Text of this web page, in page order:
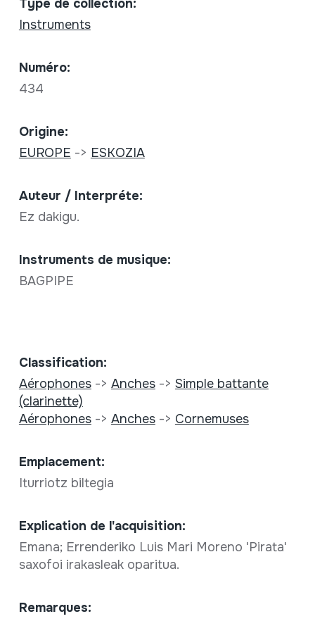
Type de collection:
Instruments
Numéro:
434
Origine:
EUROPE -> ESKOZIA
Auteur / Interpréte:
Ez dakigu.
Instruments de musique:
BAGPIPE
Classification:
Aérophones-> Anches-> Simple battante
(clarinette)
Aérophones-> Anches-> Cornemuses
Emplacement:
Iturriotz biltegia
Explication de l'acquisition:
Emana; Errenderiko Luis Mari Moreno 'Pirata'
saxofoi irakasleak oparitua.
Remarques: